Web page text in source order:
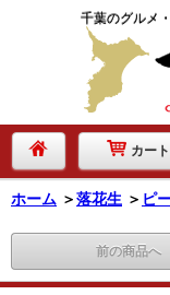
千葉のグルメ
カート
ホーム ＞落花生 ＞ ピ
前の商品へ